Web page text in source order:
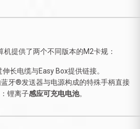
提供了两个不同版本的M2卡规：
长电缆与Easy Box提供链接。
牙®发送器与电源构成的特殊手柄直接
锂离子感应可充电电池。